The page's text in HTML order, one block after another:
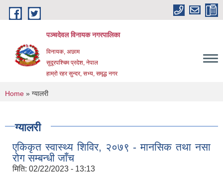
Skip to main content
पञ्चदेवल विनायक नगरपालिका
विनायक, अछाम
सुदूरपश्चिम प्रदेश, नेपाल
हाम्रो रहर सुन्दर, सभ्य, समृद्ध नगर
You are here
Home » ग्यालरी
ग्यालरी
एकिकृत स्वास्थ्य शिविर, २०७९ - मानसिक तथा नसा
रोग सम्बन्धी जाँच
मिति: 02/22/2023 - 13:13